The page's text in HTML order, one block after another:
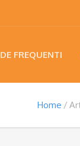
FREQUENTI
Home